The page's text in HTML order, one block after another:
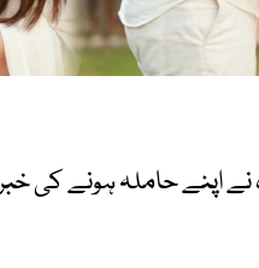
نے اپنے حاملہ ہونے